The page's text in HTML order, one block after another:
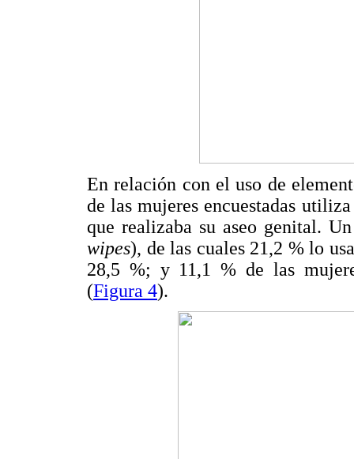
En relación con el uso de
de las mujeres encuestadas
que realizaba su aseo genital.
wipes), de las cuales 21,2 % lo
28,5 %; y 11,1 % de las
(Figura 4).